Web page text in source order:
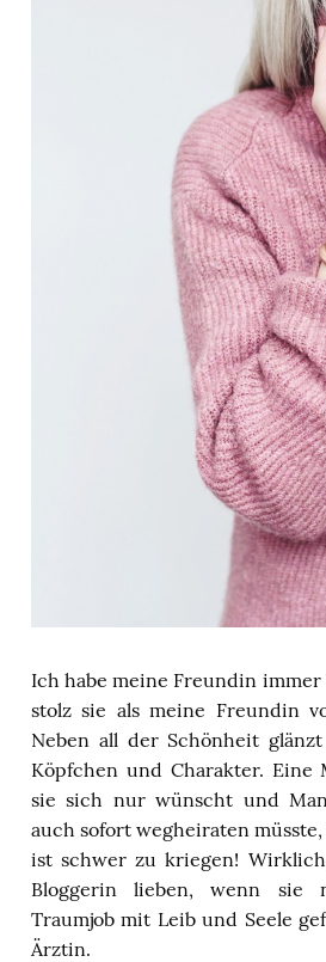
Ich habe meine Freundin
stolz sie als meine Freundin
Neben all der Schönheit
Köpfchen und Charakter. Eine
sie sich nur wünscht und
auch sofort wegheiraten
ist schwer zu kriegen!
Bloggerin lieben, wenn sie
Traumjob mit Leib und Seele
Ärztin.